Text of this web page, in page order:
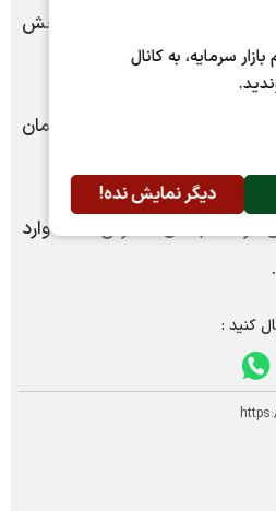
سرمایه، به کانال
دیگر نمایش نده!
این کتاب را هم در دو بخش
چیست؟ همین پایین برایمان
شما بهره ببرند.
از کتاب‌های معرفی‌شده، وارد
کنید :